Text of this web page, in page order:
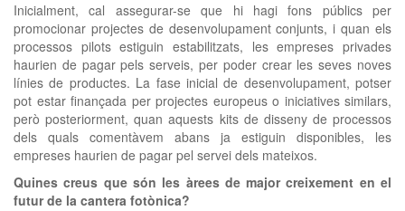
Inicialment, cal assegurar-se que hi hagi fons públics per
promocionar projectes de desenvolupament conjunts, i quan els
processos pilots estiguin estabilitzats, les empreses privades
haurien de pagar pels serveis, per poder crear les seves noves
línies de productes. La fase inicial de desenvolupament, potser
pot estar finançada per projectes europeus o iniciatives similars,
però posteriorment, quan aquests kits de disseny de processos
dels quals comentàvem abans ja estiguin disponibles, les
empreses haurien de pagar pel servei dels mateixos.
Quines creus que són les àrees de major creixement en el
futur de la cantera fotònica?